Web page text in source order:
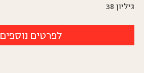
גיליון 38
לפרטים נוספים